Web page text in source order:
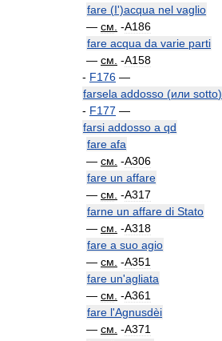
fare (I')acqua nel vaglio
— см -A186
fare acqua da varie parti
— см -A158
- F176 —
farsela addosso (или sotto)
- F177 —
farsi addosso a qd
fare afa
— см -A306
fare un affare
— см -A317
farne un affare di Stato
— см -A318
fare a suo agio
— см -A351
fare un'agliata
— см -A361
fare l'Agnusdèi
— см -A371